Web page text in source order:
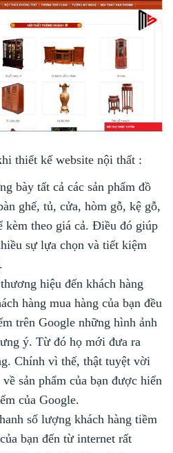
thiết kế website nội thất :
bày tất cả các sản phẩm đồ
ghế, tủ, cửa, hòm gỗ, kệ gỗ,
theo giá cả. Điều đó giúp
sự lựa chọn và tiết kiệm
hiệu đến khách hàng
hàng mua hàng của bạn đều
trên Google những hình ảnh
ý. Từ đó họ mới đưa ra
Chính vì thế, thật tuyệt vời
sản phẩm của bạn được hiển
của Google.
số lượng khách hàng tiềm
bạn đến từ internet rất